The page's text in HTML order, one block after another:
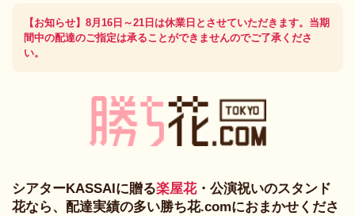
【お知らせ】8月16日～21日は休業日とさせていただきます。当期
間中の配達のご指定は承ることができませんのでご了承くださ
い。
シアターKASSAIに贈る楽屋花・公演祝いのスタンド
花なら、配達実績の多い勝ち花.comにおまかせくださ